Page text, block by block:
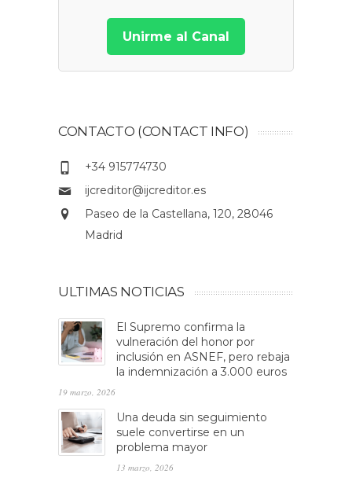
Unirme al Canal
CONTACTO (CONTACT INFO)
+34 915774730
ijcreditor@ijcreditor.es
Paseo de la Castellana, 120, 28046
Madrid
ULTIMAS NOTICIAS
El Supremo confirma la
vulneración del honor por
inclusión en ASNEF, pero rebaja
la indemnización a 3.000 euros
19 marzo, 2026
Una deuda sin seguimiento
suele convertirse en un
problema mayor
13 marzo, 2026